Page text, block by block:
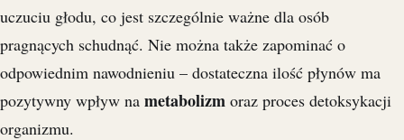
uczuciu głodu, co jest szczególnie ważne dla osób
pragnących schudnąć. Nie można także zapominać o
odpowiednim nawodnieniu – dostateczna ilość płynów ma
pozytywny wpływ na metabolizm oraz proces detoksykacji
organizmu.